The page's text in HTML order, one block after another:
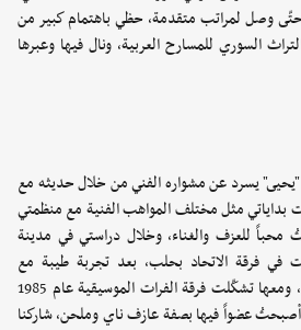
حتّى وصل لمراتب متقدمة، حظي باهتمام كبير من
السوري للمسارح العربية، ونال فيها وعبرها
"يحيى" يسرد عن مشواره الفني من خلال حديثه مع
بداياتي مثل مختلف المواهب الفنية مع منظمتي
محباً للعزف والغناء، وخلال دراستي في مدينة
فرقة الاتحاد بحلب، بعد تجربة طيبة مع
الموشح، كانت عودتي لمدينتي، ومعها تشكّلت فرقة الفرات الموسيقية عام 1985
عضواً فيها بصفة عازف ناي وملحن، شاركنا